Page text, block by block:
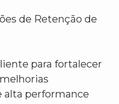
de Retenção de
para fortalecer
alta performance